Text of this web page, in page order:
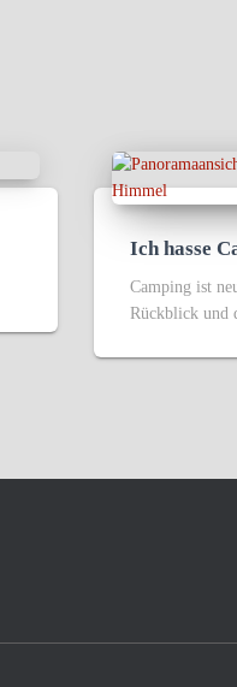
Ich hasse
Camping ist
Rückblick und